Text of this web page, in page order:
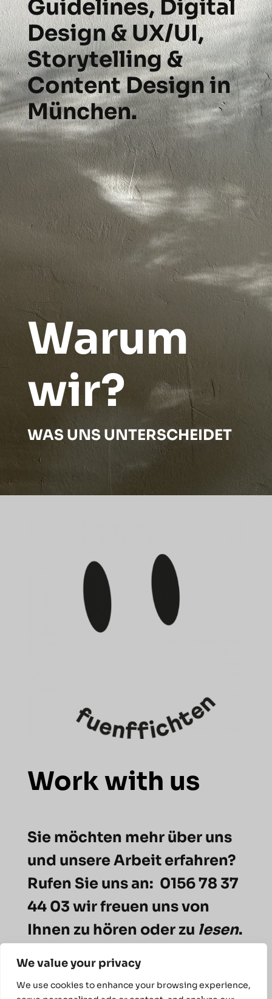
We value your privacy
We use cookies to enhance your browsing experience,
Guidelines, Digital
Design & UX/UI,
Storytelling &
Content Design in
München.
Warum
wir?
WAS UNS UNTERSCHEIDET
Work with us
Sie möchten mehr über uns
und unsere Arbeit erfahren?
Rufen Sie uns an: 0156 78 37
44 03 wir freuen uns von
Ihnen zu hören oder zu lesen.